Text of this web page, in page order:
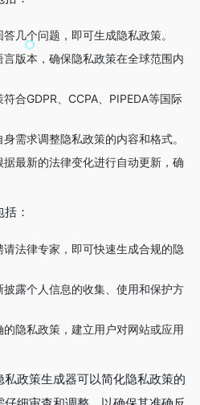
几个问题，即可生成隐私政策。
版本，确保隐私政策在全球范围内
合GDPR、CCPA、PIPEDA等国际
需求调整隐私政策的内容和格式。
最新的法律变化进行自动更新，确
：
法律专家，即可快速生成合规的隐
露个人信息的收集、使用和保护方
隐私政策，建立用户对网站或应用
政策生成器可以简化隐私政策的